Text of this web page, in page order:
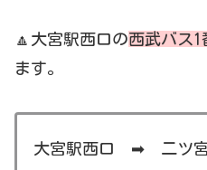
🔼大宮駅西口の西武バス1
ます。
大宮駅西口 ➡ 二ツ